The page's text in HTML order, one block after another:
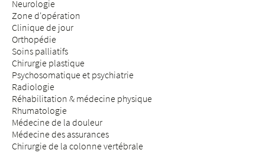
Neurologie
Zone d'opération
Clinique de jour
Orthopédie
Soins palliatifs
Chirurgie plastique
Psychosomatique et psychiatrie
Radiologie
Réhabilitation & médecine physique
Rhumatologie
Médecine de la douleur
Médecine des assurances
Chirurgie de la colonne vertébrale